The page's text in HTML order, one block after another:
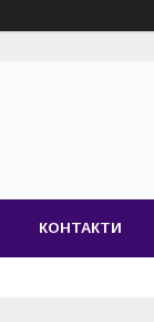
КОНТАКТИ